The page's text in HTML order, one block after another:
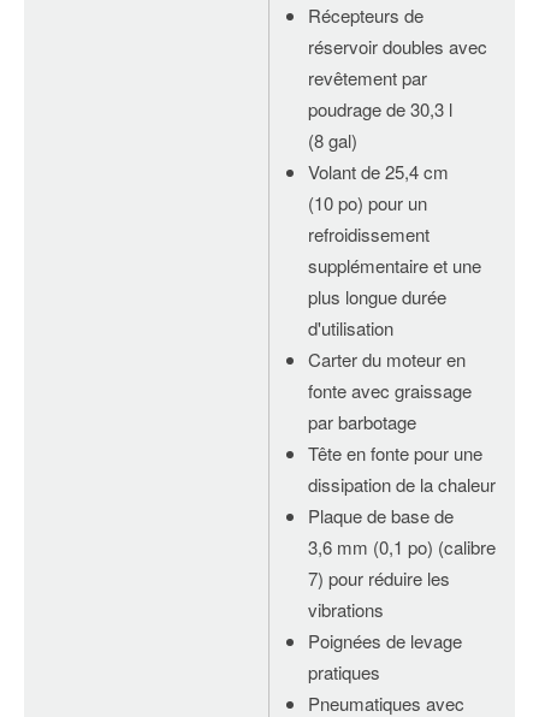
Récepteurs de
réservoir doubles avec
revêtement par
poudrage de 30,3 l
(8 gal)
Volant de 25,4 cm
(10 po) pour un
refroidissement
supplémentaire et une
plus longue durée
d'utilisation
Carter du moteur en
fonte avec graissage
par barbotage
Tête en fonte pour une
dissipation de la chaleur
Plaque de base de
3,6 mm (0,1 po) (calibre
7) pour réduire les
vibrations
Poignées de levage
pratiques
Pneumatiques avec